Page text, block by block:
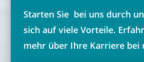
Starten Sie bei uns durch
sich auf viele Vorteile.
mehr über Ihre Karriere bei